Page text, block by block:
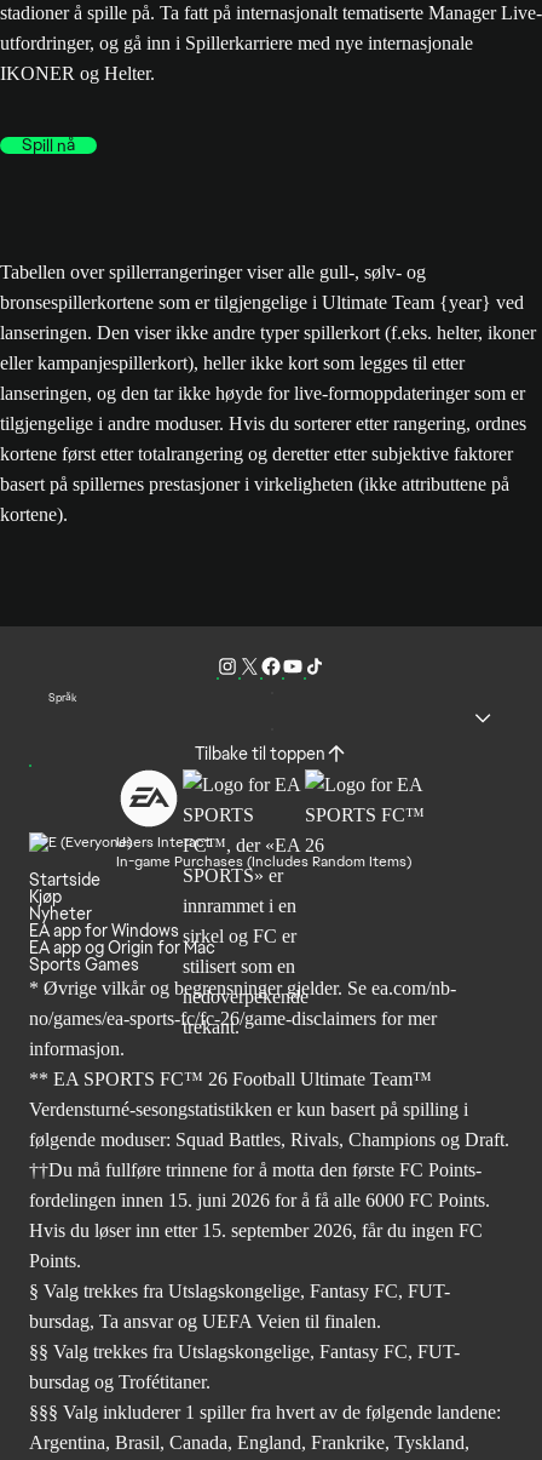
stadioner å spille på. Ta fatt på internasjonalt tematiserte Manager Live-
utfordringer, og gå inn i Spillerkarriere med nye internasjonale
IKONER og Helter.
Spill nå
Tabellen over spillerrangeringer viser alle gull-, sølv- og
bronsespillerkortene som er tilgjengelige i Ultimate Team {year} ved
lanseringen. Den viser ikke andre typer spillerkort (f.eks. helter, ikoner
eller kampanjespillerkort), heller ikke kort som legges til etter
lanseringen, og den tar ikke høyde for live-formoppdateringer som er
tilgjengelige i andre moduser. Hvis du sorterer etter rangering, ordnes
kortene først etter totalrangering og deretter etter subjektive faktorer
basert på spillernes prestasjoner i virkeligheten (ikke attributtene på
kortene).
Språk
Tilbake til toppen
Users Interact
In-game Purchases (Includes Random Items)
Startside
Kjøp
Nyheter
EA app for Windows
EA app og Origin for Mac
Sports Games
* Øvrige vilkår og begrensninger gjelder. Se ea.com/nb-
no/games/ea-sports-fc/fc-26/game-disclaimers for mer
informasjon.
** EA SPORTS FC™ 26 Football Ultimate Team™
Verdensturné-sesongstatistikken er kun basert på spilling i
følgende moduser: Squad Battles, Rivals, Champions og Draft.
††Du må fullføre trinnene for å motta den første FC Points-
fordelingen innen 15. juni 2026 for å få alle 6000 FC Points.
Hvis du løser inn etter 15. september 2026, får du ingen FC
Points.
§ Valg trekkes fra Utslagskongelige, Fantasy FC, FUT-
bursdag, Ta ansvar og UEFA Veien til finalen.
§§ Valg trekkes fra Utslagskongelige, Fantasy FC, FUT-
bursdag og Trofétitaner.
§§§ Valg inkluderer 1 spiller fra hvert av de følgende landene:
Argentina, Brasil, Canada, England, Frankrike, Tyskland,